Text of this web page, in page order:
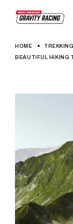
HOME TREKKING
BEAUTIFUL HIKING